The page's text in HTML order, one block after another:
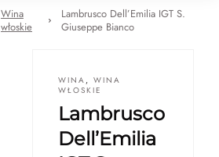
Wina
włoskie
Lambrusco Dell’Emilia IGT S.
Giuseppe Bianco
WINA , WINA
WŁOSKIE
Lambrusco
Dell’Emilia